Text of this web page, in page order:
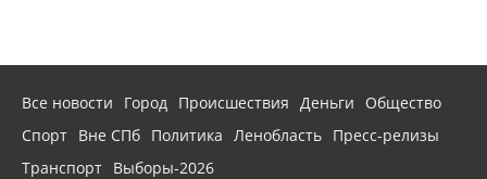
Все новости Город Происшествия Деньги
Общество
Спорт Вне СПб Политика Ленобласть Пресс-релизы
Транспорт Выборы-2026